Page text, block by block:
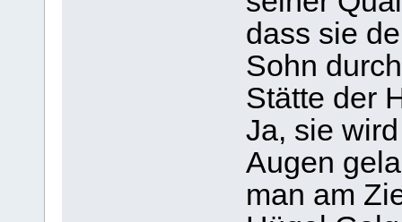
dass sie
Sohn
Stätte der
Ja, sie
Augen
man am